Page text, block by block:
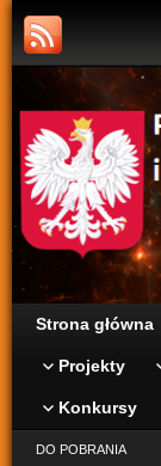
Strona główna
Projekty
Konkursy
DO POBRANIA